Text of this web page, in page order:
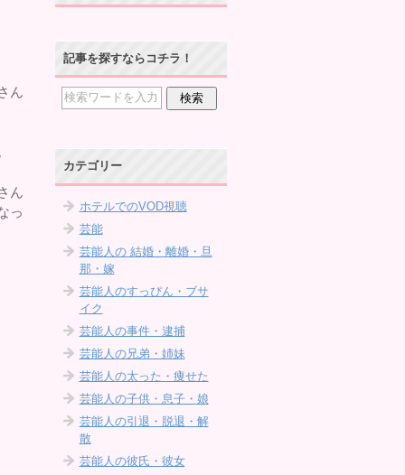
ん
ん
っ
記事を探すならコチラ！
カテゴリー
ホテルでのVOD視聴
芸能
芸能人の 結婚・離婚・旦
那・嫁
芸能人のすっぴん・ブサ
イク
芸能人の事件・逮捕
芸能人の兄弟・姉妹
芸能人の太った・痩せた
芸能人の子供・息子・娘
芸能人の引退・脱退・解
散
芸能人の彼氏・彼女